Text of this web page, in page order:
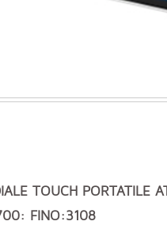
TOUCH PORTATILE
FINO:3108